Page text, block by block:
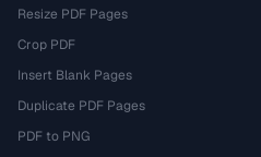
Resize PDF Pages
Crop PDF
Insert Blank Pages
Duplicate PDF Pages
PDF to PNG